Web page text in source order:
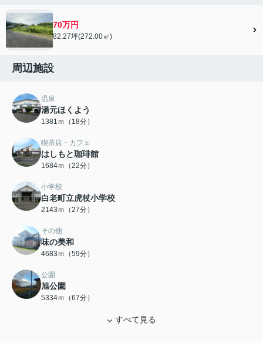
70万円
82.27坪(272.00㎡)
周辺施設
温泉
湯元ほくよう
1381ｍ（18分）
喫茶店・カフェ
はしもと珈琲館
1684ｍ（22分）
小学校
白老町立虎杖小学校
2143ｍ（27分）
その他
味の美和
4683ｍ（59分）
公園
旭公園
5334ｍ（67分）
すべて見る